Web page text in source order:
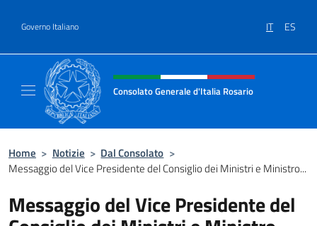
Governo Italiano IT ES
Intestazione sito, social e menù
Consolato Generale d'Italia Rosario
Home > Notizie > Dal Consolato >
Messaggio del Vice Presidente del Consiglio dei Ministri e Ministro...
Messaggio del Vice Presidente del